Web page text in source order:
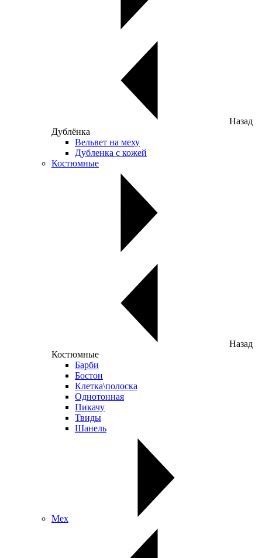
Назад
Дублёнка
Вельвет на меху
Дубленка с кожей
Костюмные
Назад
Костюмные
Барби
Бостон
Клетка\полоска
Однотонная
Пикачу
Твиды
Шанель
Мех